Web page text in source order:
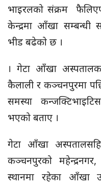
भाइरलको संक्रम
केन्द्रमा आँखा सम्बन्धी
भीड बढेको छ ।
। गेटा आँखा
कैलाली र कञ्चनपुरमा
समस्या
भएको बताए ।
गेटा आँखा
कञ्चनपुरको महेन्द्रनगर,
स्थानमा रहेका आँखा